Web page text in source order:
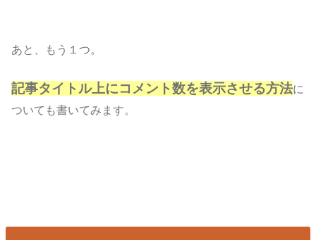
あと、もう１つ。
記事タイトル上にコメント数を表示させる方法に
ついても書いてみます。